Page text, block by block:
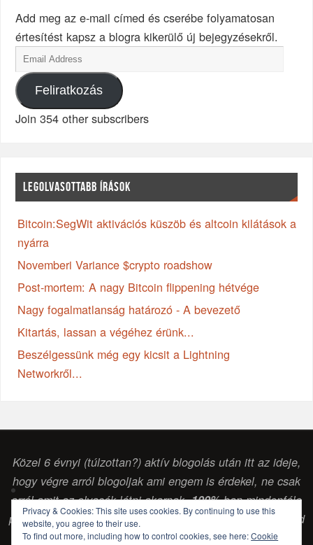
Add meg az e-mail címed és cserébe folyamatosan
értesítést kapsz a blogra kikerülő új bejegyzésekről.
Feliratkozás
Join 354 other subscribers
LEGOLVASOTTABB ÍRÁSOK
Bitcoin:SegWit aktivációs küszöb és altcoin kilátások a
nyárra
Novemberi Variance $crypto roadshow
Post-mortem: A nagy Bitcoin flippening hétvége
Nagy fogalmatlanság határozó - A bevezető
Kitartás, lassan a végéhez érünk...
Beszélgessünk még egy kicsit a Lightning
Networkről...
Közel 6 évnyi (túlzottan?) aktív blogolás után itt az ideje,
hogy végre arról blogoljak ami engem is érdekel, ne csak
arról amit az olvasók látni akarnak.100%-ban mindenféle
pénzintézettől vagy egyéb vállalkozástól független szabad
gondolkodású (sokszor laikus, de legalább) érdeklődő
Privacy & Cookies: This site uses cookies. By continuing to use this
website, you agree to their use.
To find out more, including how to control cookies, see here:Cookie